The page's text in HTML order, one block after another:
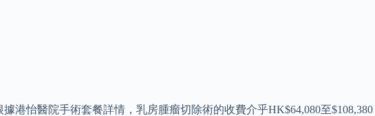
港怡醫院手術套餐詳情，乳房腫瘤切除術的收費介乎HK$64,080至